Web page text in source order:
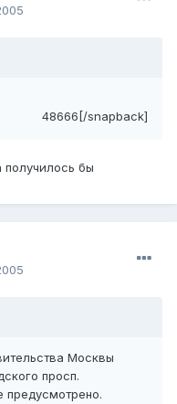
48666[/snapback]
бы
Москвы
просп.
предусмотрено.